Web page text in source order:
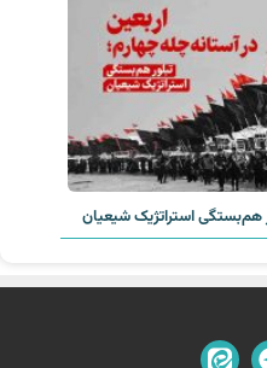
هم‌بستگی استراتژیک شیعیان